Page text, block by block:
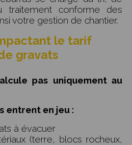
traitement conforme des
votre gestion de chantier.
le tarif
gravats
pas uniquement au
entrent en jeu :
à évacuer
(terre, blocs rocheux,